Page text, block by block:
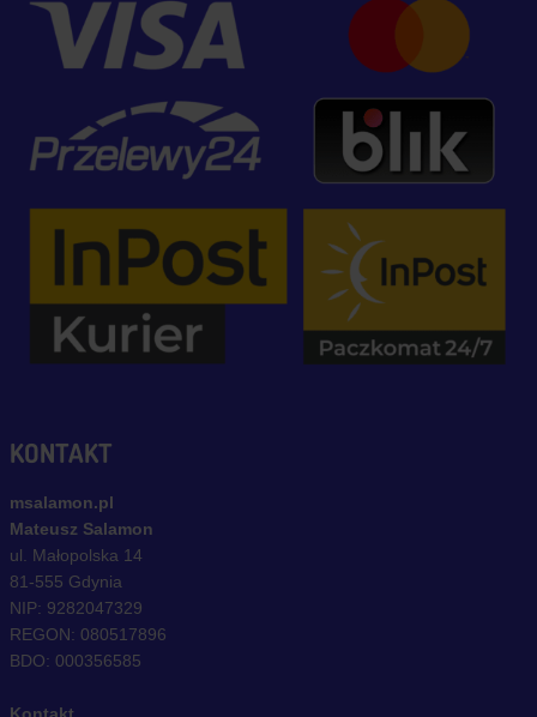
KONTAKT
msalamon.pl
Mateusz Salamon
ul. Małopolska 14
81-555 Gdynia
NIP: 9282047329
REGON: 080517896
BDO: 000356585